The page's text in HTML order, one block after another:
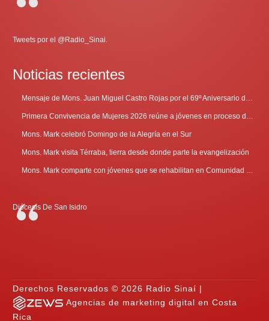
Tweets por el @Radio_Sinai.
Noticias recientes
Mons. Mark celebró Domingo de la Alegría en el Sur
Mons. Mark visita Térraba, tierra desde donde parte la evangelización
Diócesis De San Isidro
Derechos Reservados © 2026 Radio Sinaí |
Agencias de marketing digital en Costa
Rica